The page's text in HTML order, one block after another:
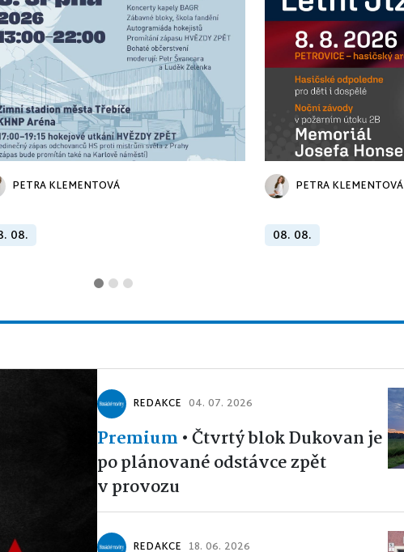
PETRA KLEMENTOVÁ
08.
PETRA KLEMENTOVÁ
08. 08.
REDAKCE 04. 07. 2026
Premium •Čtvrtý blok Dukovan je
po plánované odstávce zpět
v provozu
REDAKCE 18. 06. 2026